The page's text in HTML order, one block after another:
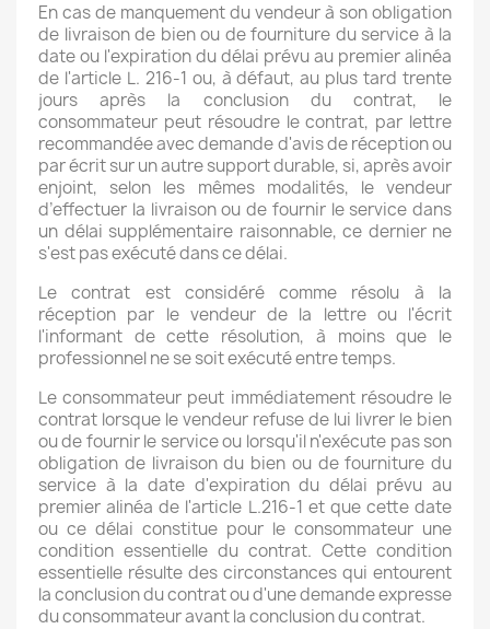
En cas de manquement du vendeur à son obligation
de livraison de bien ou de fourniture du service à la
date ou l'expiration du délai prévu au premier alinéa
de l'article L. 216-1 ou, à défaut, au plus tard trente
jours après la conclusion du contrat, le
consommateur peut résoudre le contrat, par lettre
recommandée avec demande d'avis de réception ou
par écrit sur un autre support durable, si, après avoir
enjoint, selon les mêmes modalités, le vendeur
d’effectuer la livraison ou de fournir le service dans
un délai supplémentaire raisonnable, ce dernier ne
s'est pas exécuté dans ce délai.
Le contrat est considéré comme résolu à la
réception par le vendeur de la lettre ou l'écrit
l'informant de cette résolution, à moins que le
professionnel ne se soit exécuté entre temps.
Le consommateur peut immédiatement résoudre le
contrat lorsque le vendeur refuse de lui livrer le bien
ou de fournir le service ou lorsqu'il n'exécute pas son
obligation de livraison du bien ou de fourniture du
service à la date d'expiration du délai prévu au
premier alinéa de l'article L.216-1 et que cette date
ou ce délai constitue pour le consommateur une
condition essentielle du contrat. Cette condition
essentielle résulte des circonstances qui entourent
la conclusion du contrat ou d'une demande expresse
du consommateur avant la conclusion du contrat.